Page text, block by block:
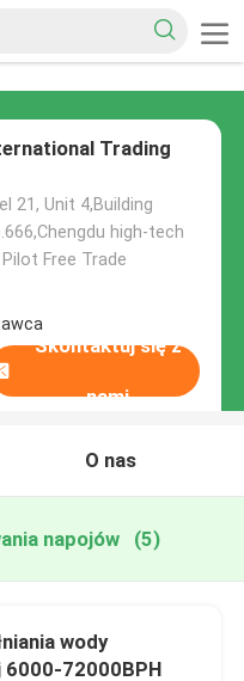
Trading
21, Unit 4,Building
high-tech
Free Trade
Skontaktuj się z
nami
O nas
napojów (5)
wody
6000-72000BPH